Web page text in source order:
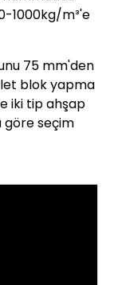
1000kg/m³'e
75 mm'den
blok yapma
iki tip ahşap
göre seçim